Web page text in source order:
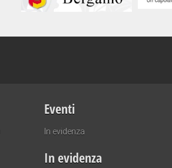
Eventi
In evidenza
In evidenza